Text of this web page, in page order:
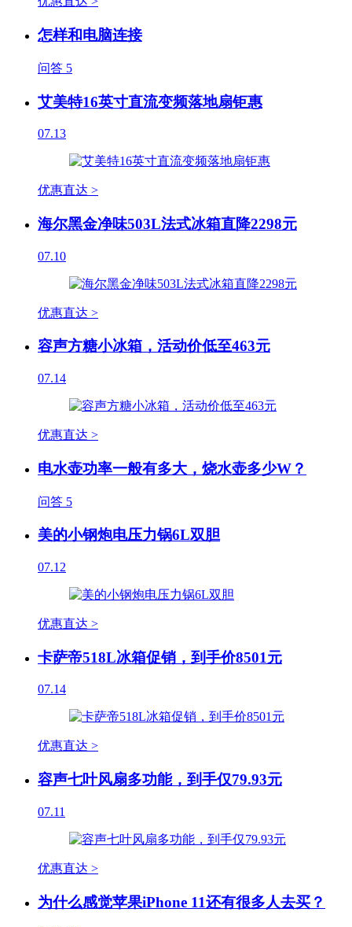
怎样和电脑连接
问答 5
艾美特16英寸直流变频落地扇钜惠
07.13
优惠直达 >
海尔黑金净味503L法式冰箱直降2298元
07.10
优惠直达 >
容声方糖小冰箱，活动价低至463元
07.14
优惠直达 >
电水壶功率一般有多大，烧水壶多少W？
问答 5
美的小钢炮电压力锅6L双胆
07.12
优惠直达 >
卡萨帝518L冰箱促销，到手价8501元
07.14
优惠直达 >
容声七叶风扇多功能，到手仅79.93元
07.11
优惠直达 >
为什么感觉苹果iPhone 11还有很多人去买？